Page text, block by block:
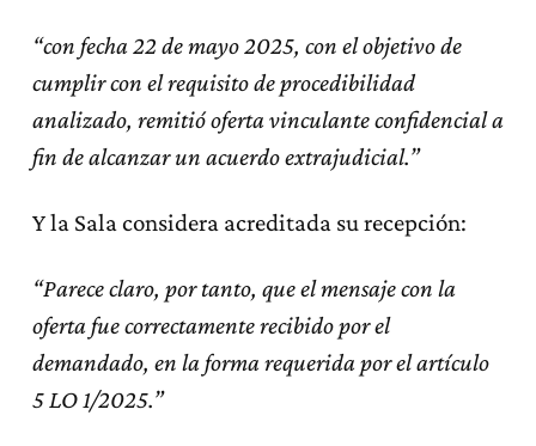
“con fecha 22 de mayo 2025, con el objetivo de
cumplir con el requisito de procedibilidad
analizado, remitió oferta vinculante confidencial a
fin de alcanzar un acuerdo extrajudicial.”
Y la Sala considera acreditada su recepción:
“Parece claro, por tanto, que el mensaje con la
oferta fue correctamente recibido por el
demandado, en la forma requerida por el artículo
5 LO 1/2025.”